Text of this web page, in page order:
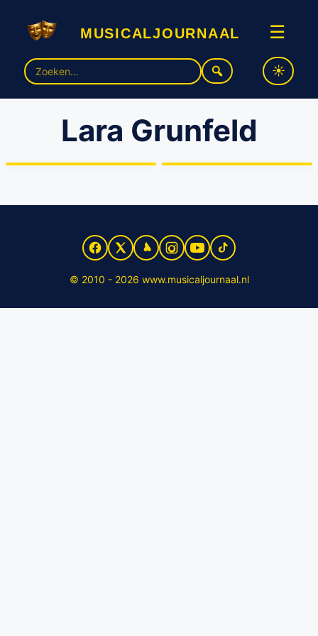
musicaljournaal ☰
Zoek
naar:
Lara Grunfeld
Veel musicalsterren in
benefiet “All Together Now”
Lara Grunfeld speelt Maria
© 2010 - 2026 www.musicaljournaal.nl